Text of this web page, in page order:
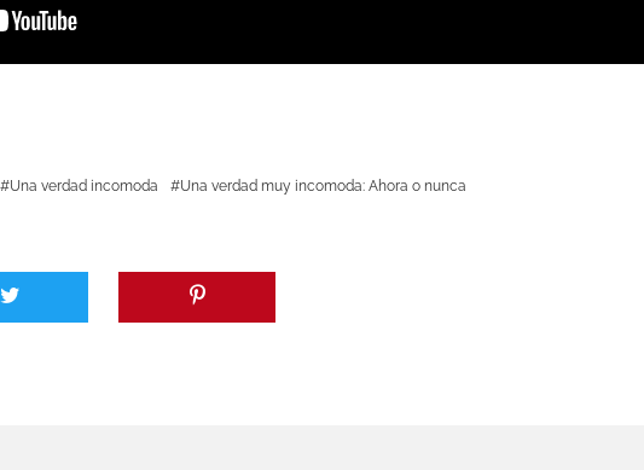
Una verdad incomoda Una verdad muy incomoda: Ahora o nunca